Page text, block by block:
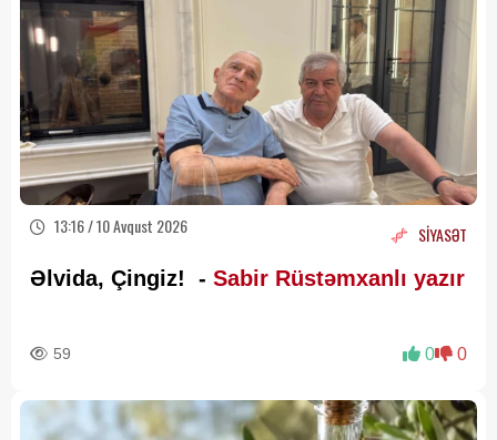
13:16 / 10 Avqust 2026 SİYASƏT
Əlvida, Çingiz! - Sabir Rüstəmxanlı yazır
59 0 0